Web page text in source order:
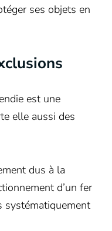
ses objets en
est une
elle aussi des
dus à la
d’un fer
systématiquement